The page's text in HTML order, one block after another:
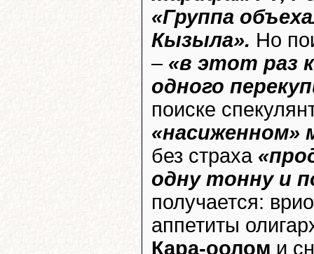
«Группа
Кызыла». Но
– «в этот раз
одного
поиске
«насиженном»
без страха
одну тонну и
получается:
аппетиты
Кара-оолом и